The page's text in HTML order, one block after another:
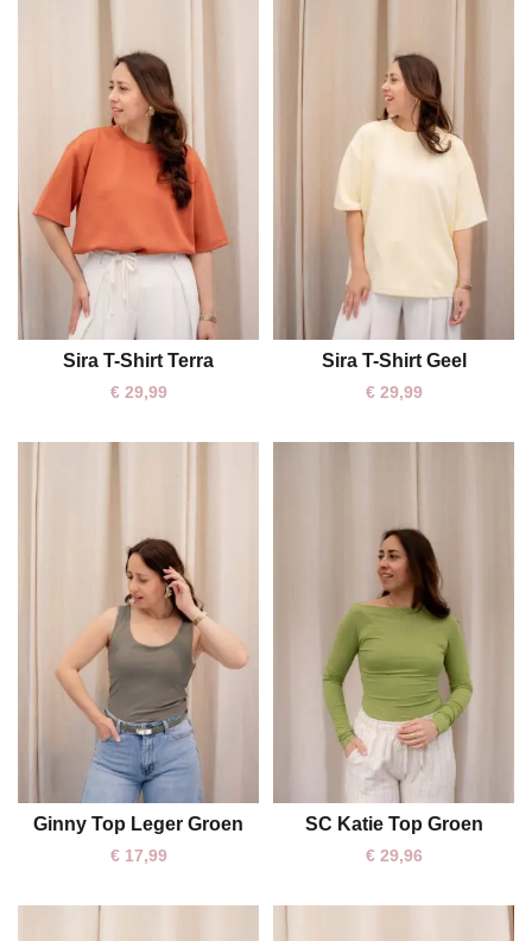
One size
Sira T-Shirt Terra
€29,99
One size
Sira T-Shirt Geel
€29,99
One size
Ginny Top Leger Groen
€17,99
One size
SC Katie Top Groen
€29,96